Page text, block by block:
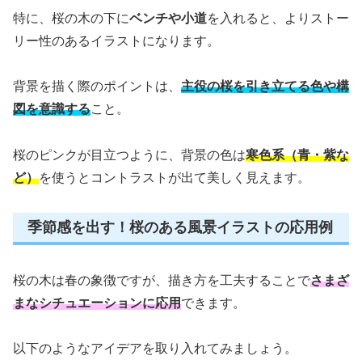
特に、桜の木の下にベンチや小道を入れると、よりストー
リー性のあるイラストになります。
背景を描く際のポイントは、 主役の桜を引き立てる色や構
図を意識すること。
桜のピンクが目立つように、背景の色は寒色系（青・紫な
ど）を使うとコントラストが出て美しく見えます。
季節感を出す！桜のある風景イラストの応用例
桜の木は春の象徴ですが、描き方を工夫することでさまざ
まなシチュエーションに応用できます。
以下のようなアイデアを取り入れてみましょう。